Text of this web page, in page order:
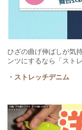
ひざの曲げ伸ばしが気
ンツにするなら「スト
・ストレッチデニム